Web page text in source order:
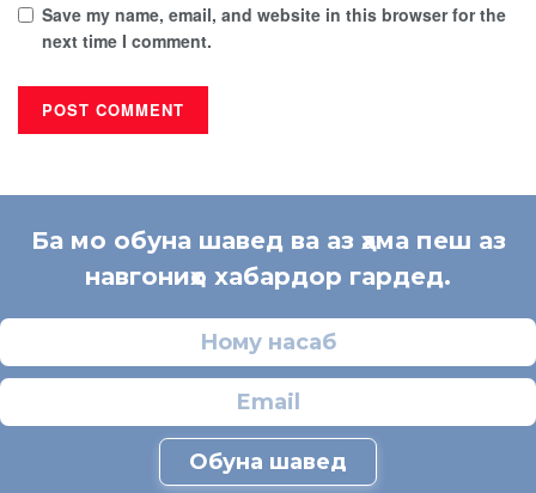
Save my name, email, and website in this browser for the
next time I comment.
Ба мо обуна шавед ва аз ҳама пеш аз
навгониҳо хабардор гардед.
Обуна шавед